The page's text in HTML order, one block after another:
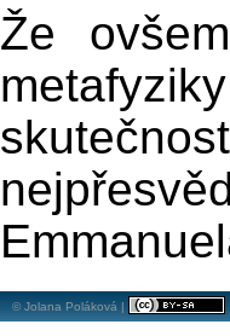
Že
© Jolana Poláková |